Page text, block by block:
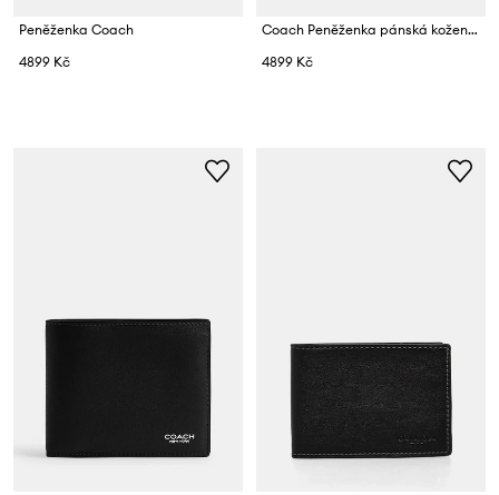
Peněženka Coach
4899 Kč
Coach Peněženka pánská kožená
4899 Kč